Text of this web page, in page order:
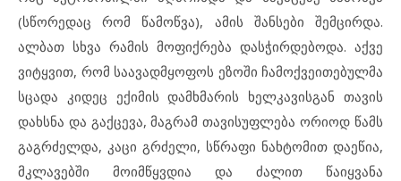
(სწორედაც რომ წამოწვა), ამის შანსები შემცირდა.
ალბათ სხვა რამის მოფიქრება დასჭირდებოდა. აქვე
ვიტყვით, რომ საავადმყოფოს ეზოში ჩამოქვეითებულმა
სცადა კიდეც ექიმის დამხმარის ხელკავისგან თავის
დახსნა და გაქცევა, მაგრამ თავისუფლება ორიოდ წამს
გაგრძელდა, კაცი გრძელი, სწრაფი ნახტომით დაეწია,
მკლავებში მოიმწყვდია და ძალით წაიყვანა